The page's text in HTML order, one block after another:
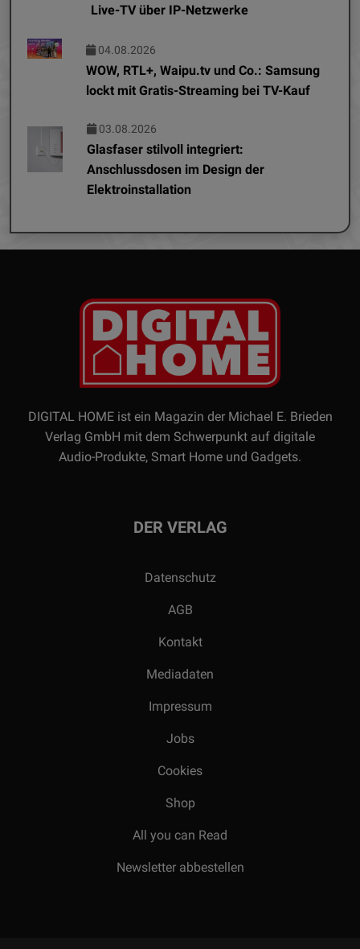
Live-TV über IP-Netzwerke
04.08.2026
WOW, RTL+, Waipu.tv und Co.: Samsung
lockt mit Gratis-Streaming bei TV-Kauf
03.08.2026
Glasfaser stilvoll integriert:
Anschlussdosen im Design der
Elektroinstallation
DIGITAL HOME ist ein Magazin der Michael E. Brieden
Verlag GmbH mit dem Schwerpunkt auf digitale
Audio-Produkte, Smart Home und Gadgets.
DER VERLAG
Datenschutz
AGB
Kontakt
Mediadaten
Impressum
Jobs
Cookies
Shop
All you can Read
Newsletter abbestellen